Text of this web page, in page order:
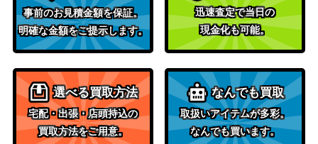
ヒスイの仲間たち（SR）
【S12a 249/172】
ソード&シールド
（VSTARユニバース）
1,200
【S8b 279/184】
ソード＆シールド
（VMAXクライマック
2,400
ジャッジマン（SR）【SM
7a 066/060】
サン&ムーン
（迅雷スパーク）
700
事前のお見積金額を保証。
明確な金額をご提示します。
迅速査定で当日の
現金化も可能。
選べる買取方法
宅配・出張・店頭持込の
買取方法をご用意。
なんでも買取
取扱いアイテムが多彩。
なんでも買います。